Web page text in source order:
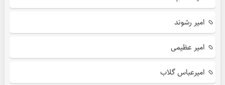
امیر رشوند
امیر عظیمی
امیرعباس گلاب